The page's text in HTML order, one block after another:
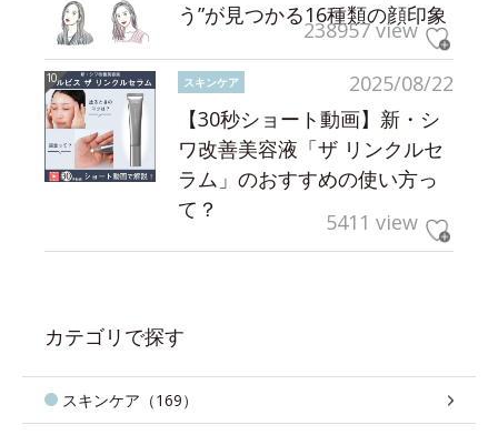
う”が見つかる16種類の顔印象
238957 view
2025/08/22
スキンケア
【30秒ショート動画】新・シ
ワ改善美容液「ザ リンクルセ
ラム」のおすすめの使い方っ
て？
5411 view
カテゴリで探す
スキンケア（169）